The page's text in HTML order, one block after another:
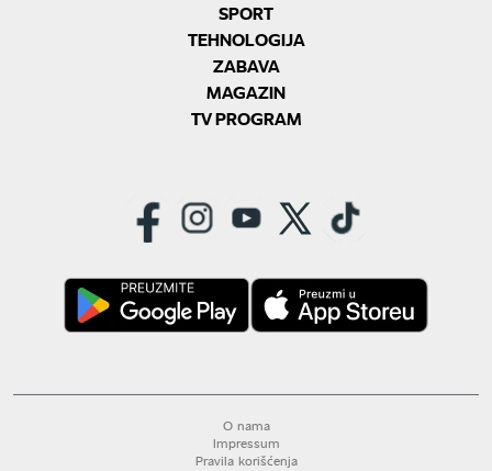
SPORT
TEHNOLOGIJA
ZABAVA
MAGAZIN
TV PROGRAM
O nama
Impressum
Pravila korišćenja